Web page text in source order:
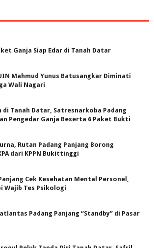
Ganja Siap Edar di Tanah Datar
Mahmud Yunus Batusangkar Diminati
Wali Nagari
di Tanah Datar, Satresnarkoba Padang
Pengedar Ganja Beserta 6 Paket Bukti
Rutan Padang Panjang Borong
dari KPPN Bukittinggi
Cek Kesehatan Mental Personel,
Wajib Tes Psikologi
Padang Panjang “Standby” di Pasar